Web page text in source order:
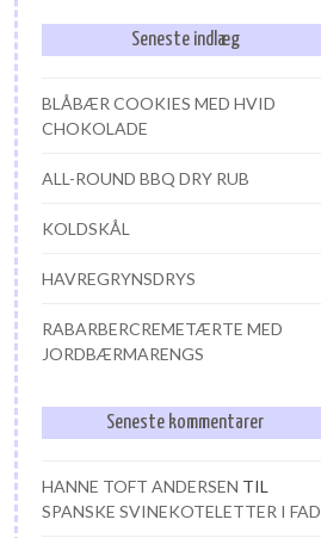
Seneste indlæg
BLÅBÆR COOKIES MED HVID
CHOKOLADE
ALL-ROUND BBQ DRY RUB
KOLDSKÅL
HAVREGRYNSDRYS
RABARBERCREMETÆRTE MED
JORDBÆRMARENGS
Seneste kommentarer
HANNE TOFT ANDERSEN TIL
SPANSKE SVINEKOTELETTER I FAD